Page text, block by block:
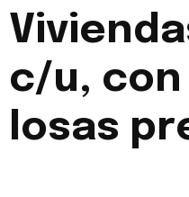
c/u,
losas